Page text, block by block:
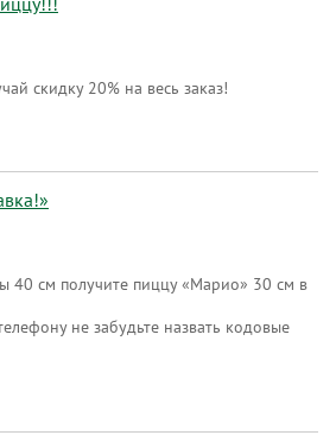
скидку 20% на весь заказ!
40 см получите пиццу «Марио» 30 см в
не забудьте назвать кодовые